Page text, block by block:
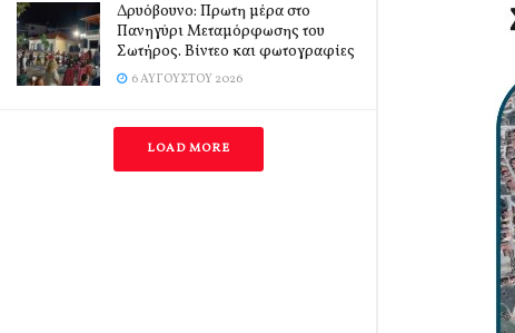
Δρυόβουνο: Πρωτη μέρα στο
Πανηγύρι Μεταμόρφωσης του
Σωτήρος. Βίντεο και φωτογραφίες
6 ΑΥΓΟΎΣΤΟΥ 2026
LOAD MORE